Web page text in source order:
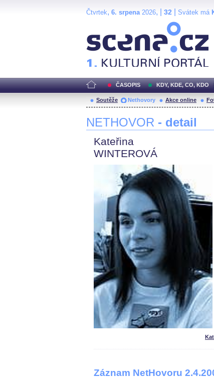
Čtvrtek, 6. srpena2026, | 32 Svátek má
ČASOPIS KDY, KDE, CO, KDO
Soutěže Nethovory Akce online
NETHOVOR - detail
Kateřina
WINTEROVÁ
Záznam NetHovoru